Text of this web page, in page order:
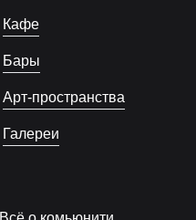
Кафе
Бары
Арт-пространства
Галереи